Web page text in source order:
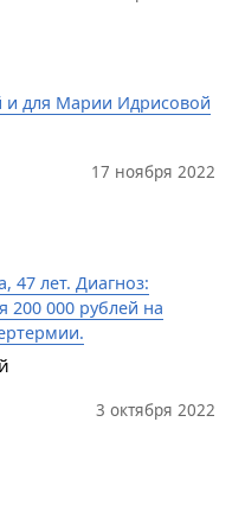
и для Марии Идрисовой
17 ноября 2022
47 лет. Диагноз:
200 000 рублей на
3 октября 2022